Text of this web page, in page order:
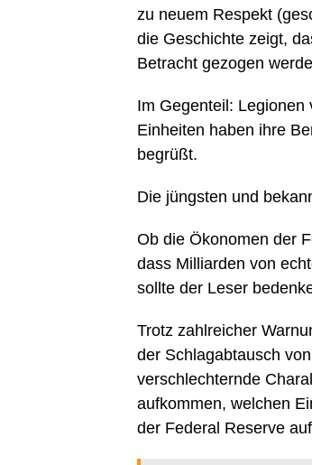
zu neuem Respekt
die Geschichte zeigt,
Betracht gezogen
Im Gegenteil:
Einheiten haben ihre
begrüßt.
Die jüngsten und
Ob die Ökonomen der
dass Milliarden von
sollte der Leser
Trotz zahlreicher
der Schlagabtausch
verschlechternde
aufkommen, welchen
der Federal Reserve